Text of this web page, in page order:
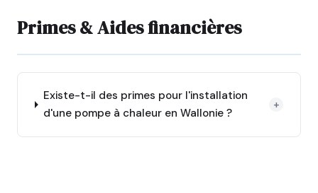
Primes & Aides financières
Existe-t-il des primes pour l'installation
d'une pompe à chaleur en Wallonie ?
+